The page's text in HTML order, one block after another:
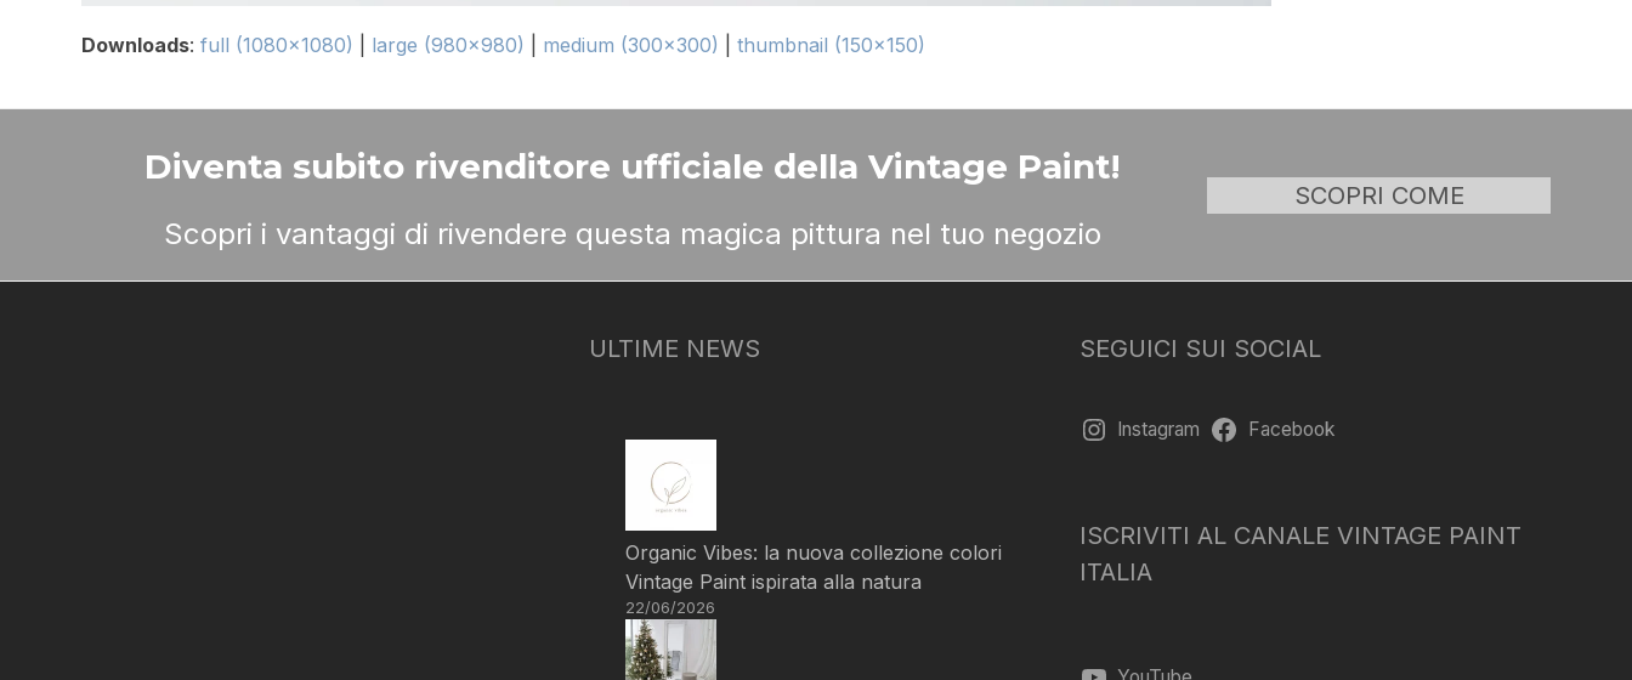
Downloads:full (1080x1080) large (980x980) medium (300x300) |thumbnail (150x150)
Diventa subito rivenditore ufficiale della Vintage Paint!
Scopri i vantaggi di rivendere questa magica pittura nel tuo negozio
SCOPRI COME
ULTIME NEWS
Organic Vibes: la nuova collezione colori
Vintage Paint ispirata alla natura
22/06/2026
SEGUICI SUI SOCIAL
Instagram Facebook
ISCRIVITI AL CANALE VINTAGE PAINT
ITALIA